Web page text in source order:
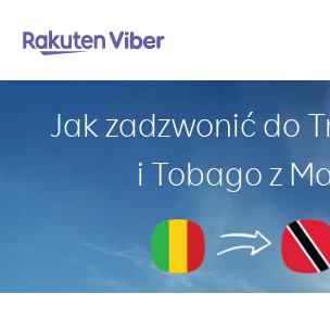
Jak zadzwonić do
i Tobago z